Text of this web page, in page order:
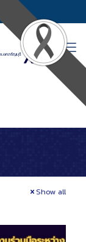
Show all